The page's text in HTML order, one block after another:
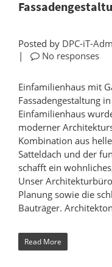
Posted by DPC-iT-
|
No responses
Einfamilienhaus mit
Fassadengestaltung
Einfamilienhaus
moderner
Kombination aus
Satteldach und der
schafft ein
Unser
Planung sowie die
Bauträger.
Read More